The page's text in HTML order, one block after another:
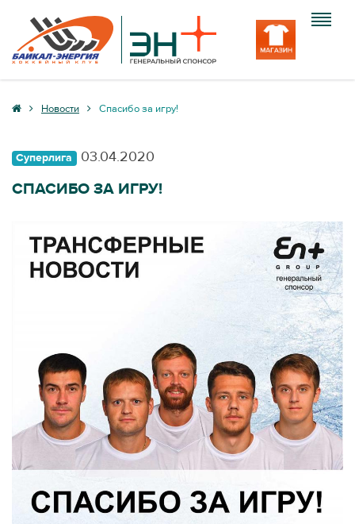
Клуб Новости Спасибо за игру!
Суперлига 03.04.2020
СПАСИБО ЗА ИГРУ!